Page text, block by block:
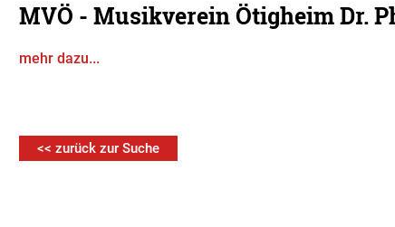
MVÖ - Musikverein Ötigheim Dr.
mehr dazu...
<< zurück zur Suche